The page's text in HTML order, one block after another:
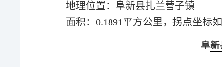
地理位置： 阜新县扎兰营子镇
面积：0.1891平方公里，拐点坐标
阜